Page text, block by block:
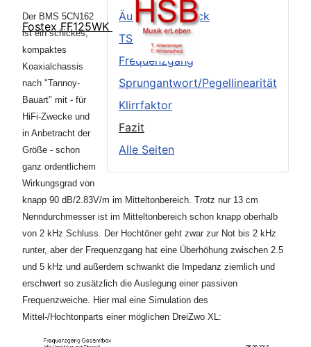
Fostex FF125WK
Äußerer Eindruck
TSP
Frequenzgang
Sprungantwort/Pegellinearität
Klirrfaktor
Fazit
Alle Seiten
Der BMS 5CN162
ist ein schickes,
kompaktes
Koaxialchassis
nach "Tannoy-
Bauart" mit - für
HiFi-Zwecke und
in Anbetracht der
Größe - schon
ganz ordentlichem
Wirkungsgrad von
knapp 90 dB/2.83V/m im Mitteltonbereich. Trotz nur 13 cm
Nenndurchmesser ist im Mitteltonbereich schon knapp oberhalb
von 2 kHz Schluss. Der Hochtöner geht zwar zur Not bis 2 kHz
runter, aber der Frequenzgang hat eine Überhöhung zwischen 2.5
und 5 kHz und außerdem schwankt die Impedanz ziemlich und
erschwert so zusätzlich die Auslegung einer passiven
Frequenzweiche. Hier mal eine Simulation des
Mittel-/Hochtonparts einer möglichen DreiZwo XL: